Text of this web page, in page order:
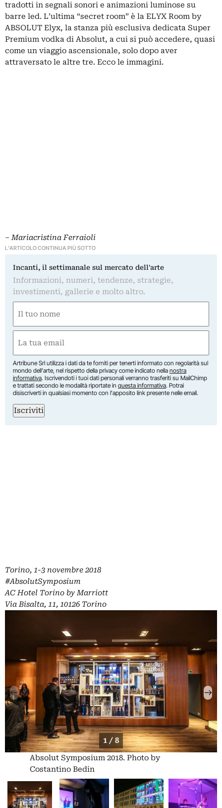
tradotti in segnali sonori e animazioni luminose su
barre led. L’ultima “secret room” è la ELYX Room by
ABSOLUT Elyx, la stanza più esclusiva dedicata Super
Premium vodka di Absolut, a cui si può accedere, quasi
come un viaggio ascensionale, solo dopo aver
attraversato le altre tre. Ecco le immagini.
– Mariacristina Ferraioli
L'ARTICOLO CONTINUA PIÙ SOTTO
Incanti, il settimanale sul mercato dell'arte
Informazioni, numeri, tendenze, strategie,
investimenti, gallerie e molto altro.
(Required)
First
(Required)
Artribune Srl utilizza i dati da te forniti per tenerti informato con regolarità sul
mondo dell'arte, nel rispetto della privacy come indicato nella nostra
informativa. Iscrivendoti i tuoi dati personali verranno trasferiti su MailChimp
e trattati secondo le modalità riportate in questa informativa. Potrai
disiscriverti in qualsiasi momento con l'apposito link presente nelle email.
Iscriviti
Torino, 1-3 novembre 2018
#AbsolutSymposium
AC Hotel Torino by Marriott
Via Bisalta, 11, 10126 Torino
1 / 8
Absolut Symposium 2018. Photo by
Costantino Bedin